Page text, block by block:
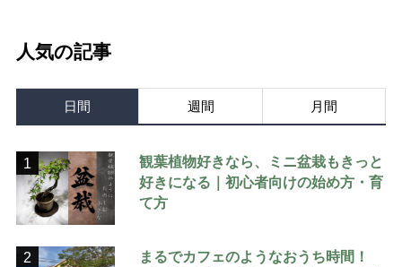
人気の記事
日間 週間 月間
1
観葉植物好きなら、ミニ盆栽もきっと
好きになる｜初心者向けの始め方・育
て方
2
まるでカフェのようなおうち時間！